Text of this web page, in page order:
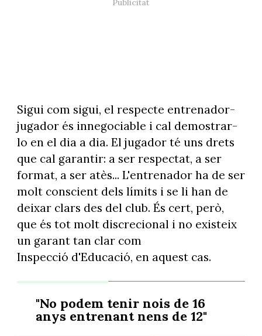
Sigui com sigui, el respecte entrenador-
jugador és innegociable i cal demostrar-
lo en el dia a dia. El jugador té uns drets
que cal garantir: a ser respectat, a ser
format, a ser atès... L'entrenador ha de ser
molt conscient dels límits i se li han de
deixar clars des del club. És cert, però,
que és tot molt discrecional i no existeix
un garant tan clar com
Inspecció d'Educació, en aquest cas.
"No podem tenir nois de 16
anys entrenant nens de 12"